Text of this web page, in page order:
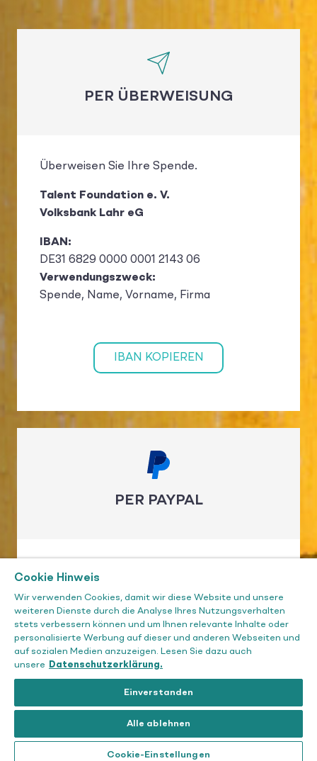
PER ÜBERWEISUNG
Überweisen Sie Ihre Spende.
Talent Foundation e. V.
Volksbank Lahr eG
IBAN:
DE31 6829 0000 0001 2143 06
Verwendungszweck:
Spende, Name, Vorname, Firma
IBAN KOPIEREN
PER PAYPAL
Spenden Sie einfach und unkompliziert mit
MIT PAYPAL SPENDEN
Cookie Hinweis
Wir verwenden Cookies, damit wir diese Website und unsere
weiteren Dienste durch die Analyse Ihres Nutzungsverhalten
stets verbessern können und um Ihnen relevante Inhalte oder
personalisierte Werbung auf dieser und anderen Webseiten und
auf sozialen Medien anzuzeigen. Lesen Sie dazu auch
unsere
Datenschutzerklärung.
Einverstanden
Alle ablehnen
Cookie-Einstellungen